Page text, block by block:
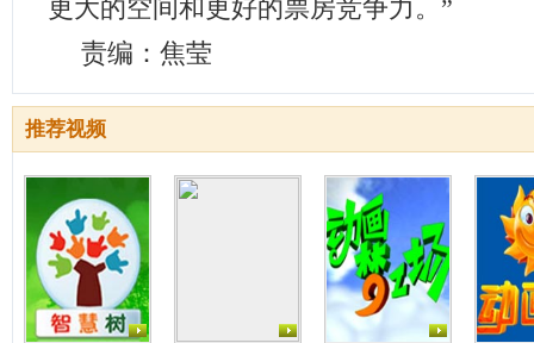
更大的空间和更好的票房竞争力。”
责编：焦莹
推荐视频